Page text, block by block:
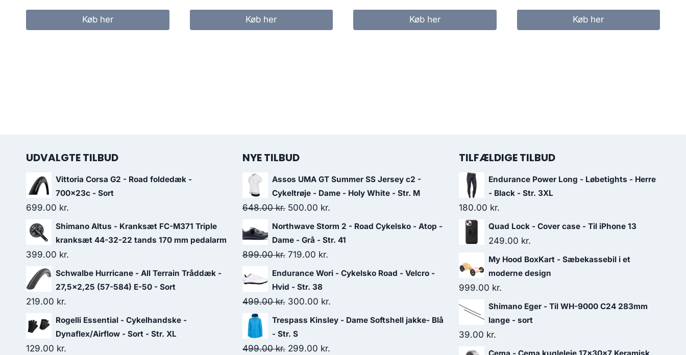
Køb her Køb her Køb her Køb her
UDVALGTE TILBUD
Vittoria Corsa G2 - Road foldedæk -
700x23c - Sort
699.00 kr.
Shimano Altus - Kranksæt FC-M371 Triple
kranksæt 44-32-22 tands 170 mm pedalarm
399.00 kr.
Schwalbe Hurricane - All Terrain Tråddæk -
27,5x2,25 (57-584) E-50 - Sort
219.00 kr.
Rogelli Essential - Cykelhandske -
Dynaflex/Airflow - Sort - Str. XL
129.00 kr.
NYE TILBUD
Assos UMA GT Summer SS Jersey c2 -
Cykeltrøje - Dame - Holy White - Str. M
648.00kr. Original
price
was:
648.00 kr..
500.00 kr.
price
is:
Northwave Storm 2 - Road Cykelsko - Atop -
Dame - Grå - Str. 41
899.00kr. Original
price
was:
899.00 kr..
719.00 kr.
price
719.00 kr..
Endurance Wori - Cykelsko Road - Velcro -
Hvid - Str. 38
499.00kr. Original
price
was:
499.00 kr..
300.00 kr.
price
Trespass Kinsley - Dame Softshell jakke- Blå
- Str. S
499.00kr. Original
299.00 kr.
TILFÆLDIGE TILBUD
Endurance Power Long - Løbetights - Herre
- Black - Str. 3XL
180.00 kr.
Quad Lock - Cover case - Til iPhone 13
249.00 kr.
My Hood BoxKart - Sæbekassebil i et
moderne design
999.00 kr.
Shimano Eger - Til WH-9000 C24 283mm
lange - sort
39.00 kr.